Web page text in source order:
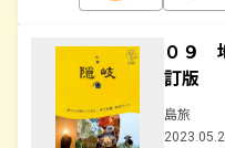
０９
訂版
島旅